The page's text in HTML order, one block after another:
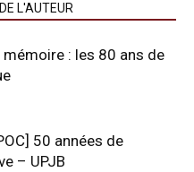
L'AUTEUR
: les 80 ans de
50 années de
– UPJB